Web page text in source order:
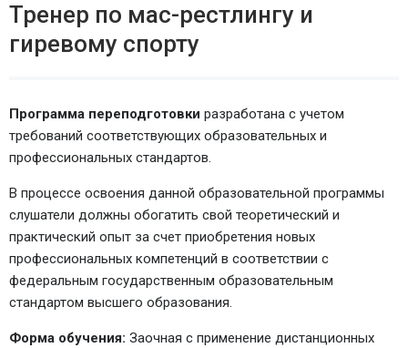
Тренер по мас-рестлингу и
гиревому спорту
Программа переподготовки разработана с учетом
требований соответствующих образовательных и
профессиональных стандартов.
В процессе освоения данной образовательной программы
слушатели должны обогатить свой теоретический и
практический опыт за счет приобретения новых
профессиональных компетенций в соответствии с
федеральным государственным образовательным
стандартом высшего образования.
Форма обучения: Заочная с применение дистанционных